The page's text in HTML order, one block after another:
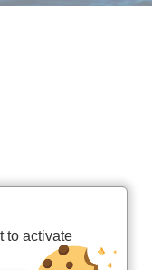
to activate